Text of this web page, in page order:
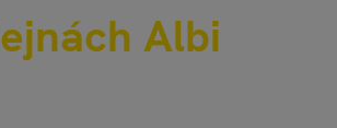
Albi